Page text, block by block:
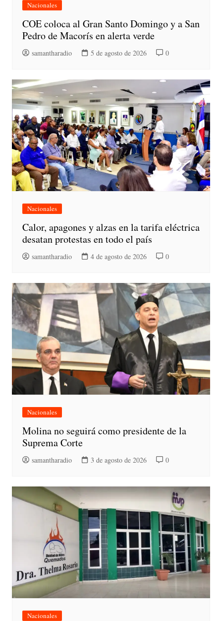
Nacionales
COE coloca al Gran Santo Domingo y a San
Pedro de Macorís en alerta verde
samantharadio 5 de agosto de 2026 0
Nacionales
Calor, apagones y alzas en la tarifa eléctrica
desatan protestas en todo el país
samantharadio 4 de agosto de 2026 0
Nacionales
Molina no seguirá como presidente de la
Suprema Corte
samantharadio 3 de agosto de 2026 0
Nacionales